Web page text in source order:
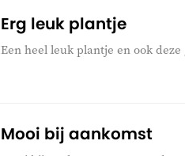
Erg leuk plantje
Een heel leuk plantje en ook
Mooi bij aankomst